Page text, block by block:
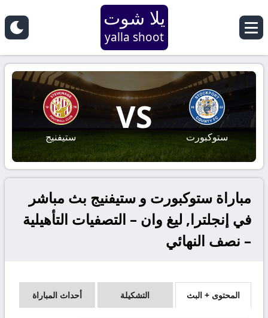
يلا شوت
yalla shoot
ستوكبورت
VS
ستيفنيج
مباراة ستوكبورت و ستيفنيج بث مباشر
في إنجلترا, ليغ وان – التصفيات التأهيلية
– نصف النهائي
المحتوى + البث التشكيلة أحداث المباراة